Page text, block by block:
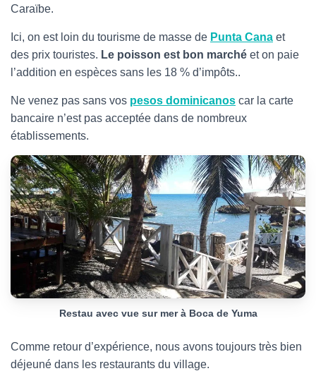
Caraïbe.
Ici, on est loin du tourisme de masse de Punta Cana et
des prix touristes. Le poisson est bon marché et on paie
l’addition en espèces sans les 18 % d’impôts..
Ne venez pas sans vos pesos dominicanos car la carte
bancaire n’est pas acceptée dans de nombreux
établissements.
Restau avec vue sur mer à Boca de Yuma
Comme retour d’expérience, nous avons toujours très bien
déjeuné dans les restaurants du village.